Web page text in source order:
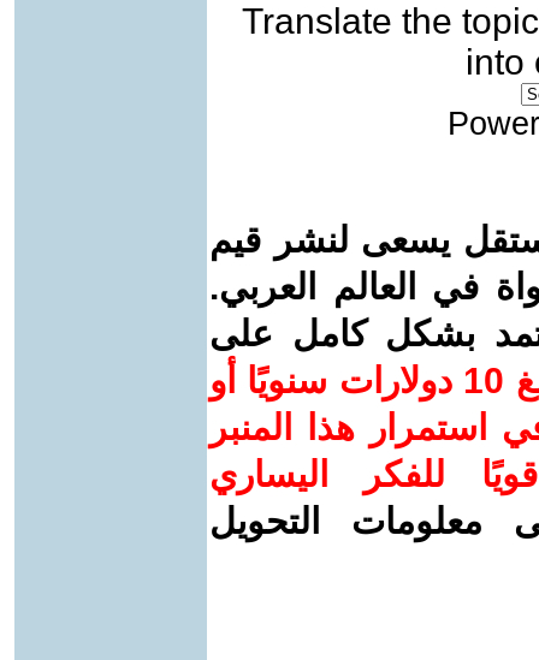
Translate the topic
into
يسعى لنشر قيم
في العالم العربي.
بشكل كامل على
ساهم/ي معنا! بدعمكم بمبلغ 10 دولارات سنويًا أو
استمرار هذا المنبر
للفكر اليساري
معلومات التحويل